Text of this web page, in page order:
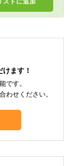
スト に追加
ます！
です。
わせください。